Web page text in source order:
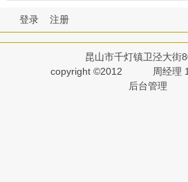
登录 注册
昆山市千灯镇卫泾大街
copyright ©2012
周经理
后台管理